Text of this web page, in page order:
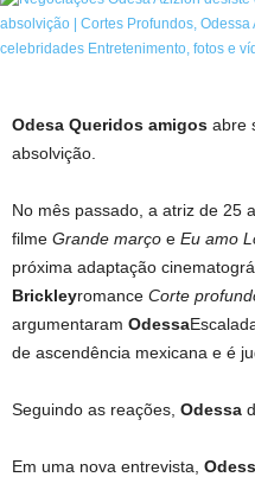
Odesa Queridos amigos abre
absolvição.
No mês passado, a atriz de 25
filme Grande março e Eu amo
próxima adaptação
Brickleyromance Corte
argumentaram Odessa
de ascendência mexicana e é
Seguindo as reações, Odessa
Em uma nova entrevista,